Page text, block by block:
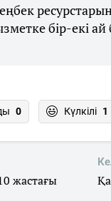
бір-екі
0 Күлкілі 1
жастағы